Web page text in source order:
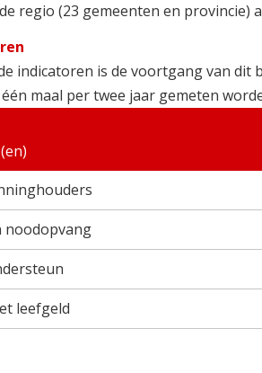
regio (23 gemeenten en
indicatoren is de voortgang van dit
maal per twee jaar gemeten
noodopvang
leefgeld